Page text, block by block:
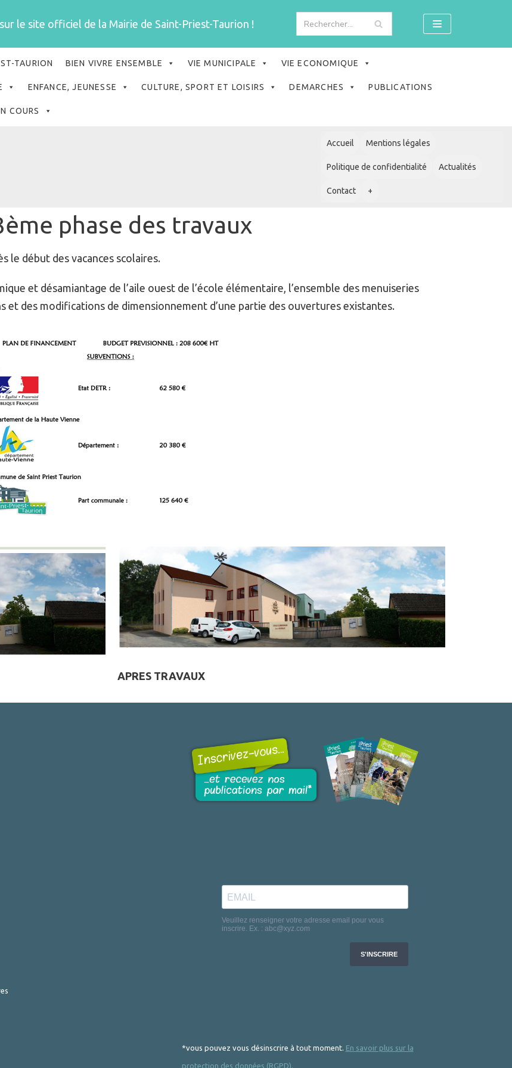
le site officiel de la Mairie de Saint-Priest-Taurion !
TAURION BIEN VIVRE ENSEMBLE VIE MUNICIPALE VIE ECONOMIQUE
ENFANCE, JEUNESSE CULTURE, SPORT ET LOISIRS DEMARCHES PUBLICATIONS
COURS
Accueil Mentions légales
Politique de confidentialité Actualités
Contact +
phase des travaux
le début des vacances scolaires.
et désamiantage de l’aile ouest de l’école élémentaire, l’ensemble des menuiseries
et des modifications de dimensionnement d’une partie des ouvertures existantes.
APRES TRAVAUX
*vous pouvez vous désinscrire à tout moment. En savoir plus sur la
protection des données (RGPD).